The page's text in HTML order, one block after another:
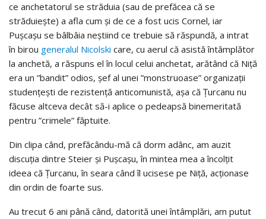
ce anchetatorul se străduia (sau de prefăcea că se
străduiește) a afla cum și de ce a fost ucis Cornel, iar
Pușcașu se bâlbâia neștiind ce trebuie să răspundă, a intrat
în birou generalul Nicolski care, cu aerul că asistă întâmplător
la anchetă, a răspuns el în locul celui anchetat, arătând că Niță
era un ”bandit” odios, șef al unei ”monstruoase” organizații
studențești de rezistență anticomunistă, așa că Țurcanu nu
făcuse altceva decât să-i aplice o pedeapsă binemeritată
pentru ”crimele” făptuite.
Din clipa când, prefăcându-mă că dorm adânc, am auzit
discuția dintre Steier și Pușcașu, în mintea mea a încolțit
ideea că Țurcanu, în seara când îl ucisese pe Niță, acționase
din ordin de foarte sus.
Au trecut 6 ani până când, datorită unei întâmplări, am putut